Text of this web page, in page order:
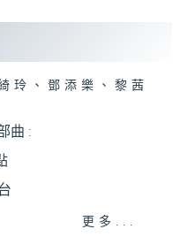
玲、鄧添樂、黎茜
曲 :
，透過電話1872312，
更多...